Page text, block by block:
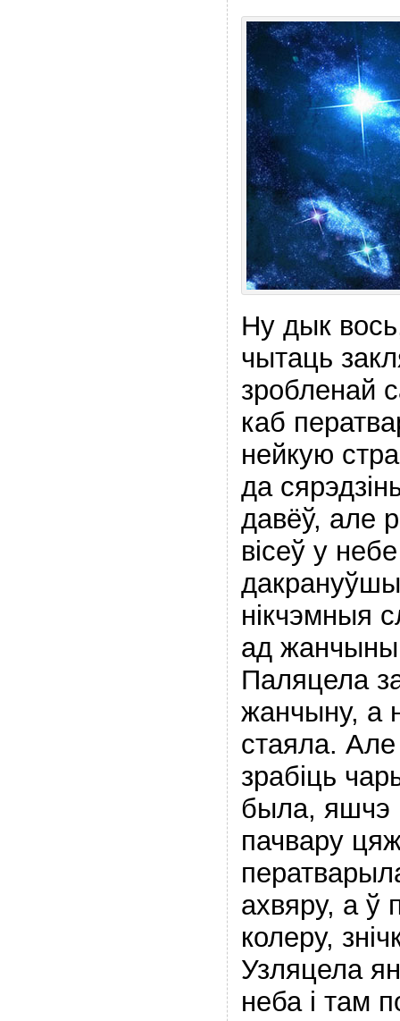
Ну дык
чытаць
зробленай
каб
нейкую
да
давёў, але
вісеў у
нікчэмныя
ад
Паляцела
жанчыну, а
стаяла. Але
зрабіць
была, яшчэ
пачвару
ахвяру, а ў
колеру,
Узляцела
неба і там